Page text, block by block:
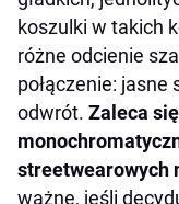
koszulki w takich
różne odcienie
połączenie: jasne
odwrót. Zaleca
streetwearowych
ważne, jeśli